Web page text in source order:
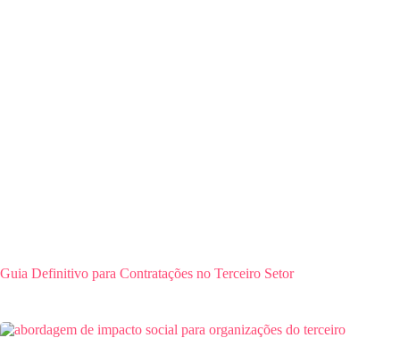
Guia Definitivo para Contratações no Terceiro Setor